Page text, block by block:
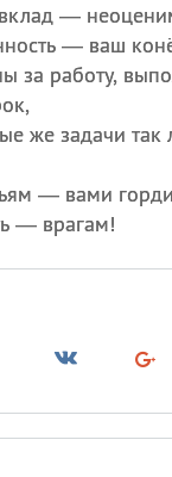
—
— ваш
за работу,
же задачи так
— вами
— врагам!
,Еще